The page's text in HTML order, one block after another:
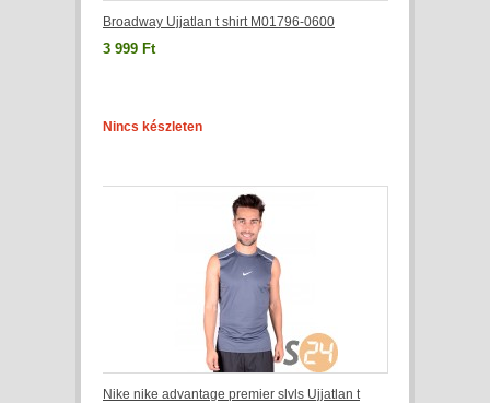
Broadway Ujjatlan t shirt M01796-0600
3 999 Ft
Nincs készleten
Nike nike advantage premier slvls Ujjatlan t